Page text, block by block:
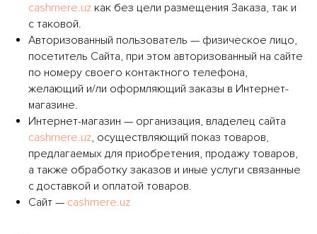
cashmere.uz как без цели размещения Заказа, так и
с таковой.
Авторизованный пользователь — физическое лицо,
посетитель Сайта, при этом авторизованный на сайте
по номеру своего контактного телефона,
желающий и/ли оформляющий заказы в Интернет-
магазине.
Интернет-магазин — организация, владелец сайта
cashmere.uz, осуществляющий показ товаров,
предлагаемых для приобретения, продажу товаров,
а также обработку заказов и иные услуги связанные
с доставкой и оплатой товаров.
Сайт — cashmere.uz